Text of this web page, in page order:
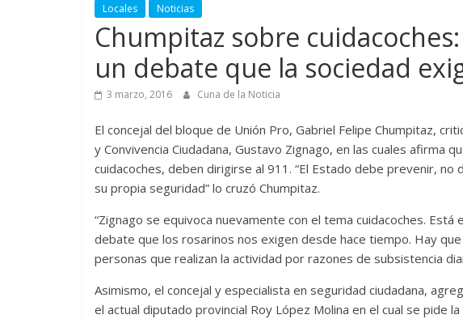
Locales Noticias
Chumpitaz sobre
un debate que la sociedad
3 marzo, 2016 Cuna de la Noticia
El concejal del bloque de Unión Pro, Gabriel Felipe Chumpitaz,
y Convivencia Ciudadana, Gustavo Zignago, en las cuales afirma
cuidacoches, deben dirigirse al 911. “El Estado debe prevenir,
su propia seguridad” lo cruzó Chumpitaz.
“Zignago se equivoca nuevamente con el tema cuidacoches.
debate que los rosarinos nos exigen desde hace tiempo. Hay
personas que realizan la actividad por razones de subsistencia
Asimismo, el concejal y especialista en seguridad ciudadana,
el actual diputado provincial Roy López Molina en el cual se pide